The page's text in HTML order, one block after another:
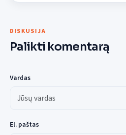
DISKUSIJA
Palikti komentarą
Vardas
El. paštas